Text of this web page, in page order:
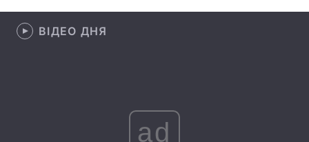
Думки
ВІДЕО ДНЯ
ad